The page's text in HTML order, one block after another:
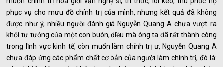
phục vụ cho mưu đồ chính trị của mình, nhưng kết quả đã không
được như ý, nhiều người đánh giá Nguyễn Quang A chưa vượt ra
khỏi tư tưởng của một con buôn, điều mà ông ta đã rất thành công
trong lĩnh vực kinh tế, còn muốn làm chính trị ư, Nguyễn Quang A
chưa đáp ứng các phẩm chất cơ bản của người làm chính trị, đó là: